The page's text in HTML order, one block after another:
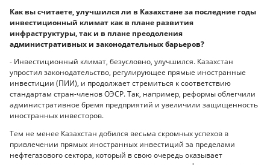
Как вы считаете, улучшился ли в Казахстане за последние годы
инвестиционный климат как в плане развития
инфраструктуры, так и в плане преодоления
административных и законодательных барьеров?
- Инвестиционный климат, безусловно, улучшился. Казахстан
упростил законодательство, регулирующее прямые иностранные
инвестиции (ПИИ), и продолжает стремиться к соответствию
стандартам стран-членов ОЭСР. Так, например, реформы облегчили
административное бремя предприятий и увеличили защищенность
иностранных инвесторов.
Тем не менее Казахстан добился весьма скромных успехов в
привлечении прямых иностранных инвестиций за пределами
нефтегазового сектора, который в свою очередь оказывает